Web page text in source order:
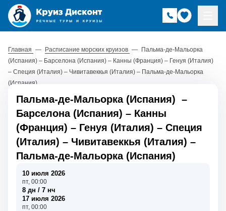
Главная — Расписание морских круизов — Пальма-де-Мальорка
(Испания) – Барселона (Испания) – Канны (Франция) – Генуя (Италия)
– Специя (Италия) – Чивитавеккья (Италия) – Пальма-де-Мальорка
(Испания)
Пальма-де-Мальорка (Испания) –
Барселона (Испания) – Канны
(Франция) – Генуя (Италия) – Специя
(Италия) – Чивитавеккья (Италия) –
Пальма-де-Мальорка (Испания)
10 июля 2026
пт, 00:00
8 дн / 7 нч
17 июля 2026
пт, 00:00